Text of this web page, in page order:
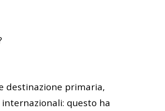
destinazione primaria,
questo ha